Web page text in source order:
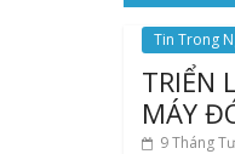
Tin Trong
TRIỂN
MÁY
9 Tháng